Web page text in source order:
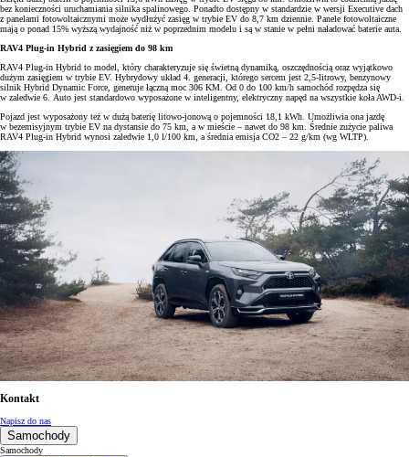
bez konieczności uruchamiania silnika spalinowego. Ponadto dostępny w standardzie w wersji Executive dach
z panelami fotowoltaicznymi może wydłużyć zasięg w trybie EV do 8,7 km dziennie. Panele fotowoltaiczne
mają o ponad 15% wyższą wydajność niż w poprzednim modelu i są w stanie w pełni naładować baterie auta.
RAV4 Plug-in Hybrid z zasięgiem do 98 km
RAV4 Plug-in Hybrid to model, który charakteryzuje się świetną dynamiką, oszczędnością oraz wyjątkowo
dużym zasięgiem w trybie EV. Hybrydowy układ 4. generacji, którego sercem jest 2,5-litrowy, benzynowy
silnik Hybrid Dynamic Force, generuje łączną moc 306 KM. Od 0 do 100 km/h samochód rozpędza się
w zaledwie 6. Auto jest standardowo wyposażone w inteligentny, elektryczny napęd na wszystkie koła AWD-i.
Pojazd jest wyposażony też w dużą baterię litowo-jonową o pojemności 18,1 kWh. Umożliwia ona jazdę
w bezemisyjnym trybie EV na dystansie do 75 km, a w mieście – nawet do 98 km. Średnie zużycie paliwa
RAV4 Plug-in Hybrid wynosi zaledwie 1,0 l/100 km, a średnia emisja CO2 – 22 g/km (wg WLTP).
Kontakt
Napisz do nas
Samochody
Samochody